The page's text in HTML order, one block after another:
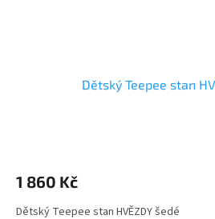
Dětský Teepee stan
1 860 Kč
Dětský Teepee stan HVĚZDY šedé